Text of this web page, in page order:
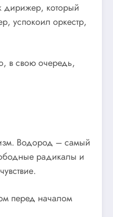
дирижер, который
успокоил оркестр,
в свою очередь,
Водород – самый
радикалы и
перед началом